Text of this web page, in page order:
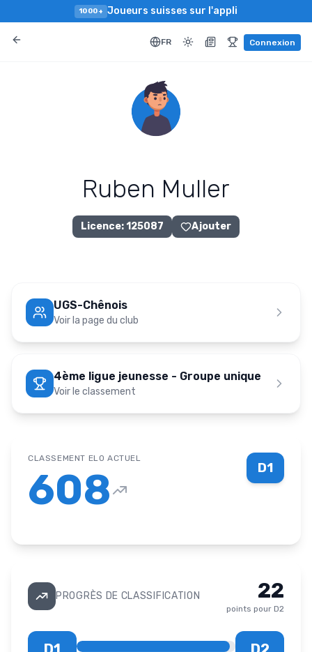
1000+ Joueurs suisses sur l'appli
FR Connexion
Ruben Muller
Licence:125087 Ajouter
UGS-Chênois
Voir la page du club
4ème ligue jeunesse - Groupe unique
Voir le classement
D1
CLASSEMENT ELO ACTUEL
608
PROGRÈS DE CLASSIFICATION 22
points pour D2